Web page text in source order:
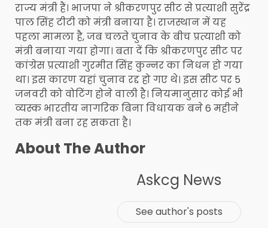
राज्य मंत्री हैं। भाजपा ने श्रीकरणपुर सीट से प्रत्याशी सुरेंद्र
पाल सिंह टीटी को मंत्री बनाया है। राजस्थान में यह
पहला मामला है, जब चलते चुनाव के बीच प्रत्याशी को
मंत्री बनाया गया होगा। बता दें कि श्रीकरणपुर सीट पर
कांग्रेस प्रत्याशी गुरमीत सिंह कुन्नर का निधन हो गया
था। इस कारण यहां चुनाव रद्द हो गए थे। इस सीट पर 5
जनवरी को वोटिंग होने वाली है। नियमानुसार कोई भी
व्यस्क भारतीय नागरिक बिना विधायक बने 6 महीने
तक मंत्री बना रह सकता है।
About The Author
Askcg News
See author's posts